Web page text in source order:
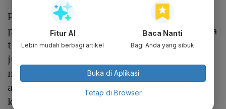
Pesan tegas tersebut kembali menjadi
penegasan bahwa Program MBG bukan hanya
tentang penyediaan makanan bergizi bagi
jutaan anak Indonesia, tetapi juga tentang
membangun tata kelola yang bersih,
akuntabel, dan berorientasi penuh pada
kepentingan rakyat.
Fitur AI
Lebih mudah berbagi artikel
Baca Nanti
Bagi Anda yang sibuk
Buka di Aplikasi
Tetap di Browser